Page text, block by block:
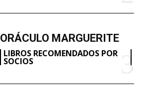
ORÁCULO MARGUERITE
LIBROS RECOMENDADOS POR
SOCIOS